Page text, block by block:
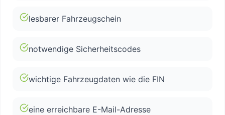
lesbarer Fahrzeugschein
notwendige Sicherheitscodes
wichtige Fahrzeugdaten wie die FIN
eine erreichbare E-Mail-Adresse